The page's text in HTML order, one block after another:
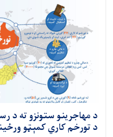
د مهاجرینو ستونزو ته د
د تورخم کاري کمېټو